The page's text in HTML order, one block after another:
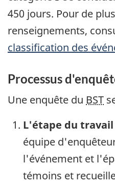
450 jours. Pour de
renseignements,
classification des
Processus
Une enquête du BST
L'étape du
équipe
l'événement et
témoins et